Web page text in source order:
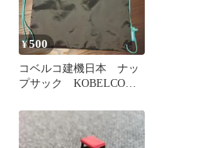
¥500
コベルコ建機日本 ナッ
プサック KOBELCO